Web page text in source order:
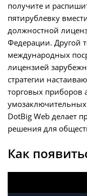
получите и
пятирублевку
должностной
Федерации. Другой
международных
лицензией
стратегии
торговых приборов
DotBig Web делает
решения для
Как